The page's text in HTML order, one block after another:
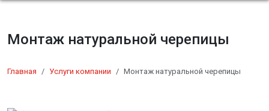
Монтаж натуральной черепицы
Главная Услуги компании Монтаж натуральной черепицы